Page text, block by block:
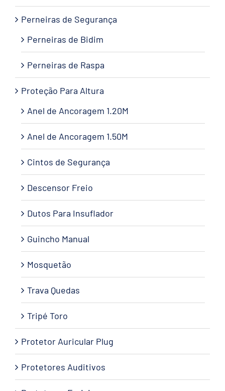
Perneiras de Segurança
Perneiras de Bidim
Perneiras de Raspa
Proteção Para Altura
Anel de Ancoragem 1.20M
Anel de Ancoragem 1.50M
Cintos de Segurança
Descensor Freio
Dutos Para Insuflador
Guincho Manual
Mosquetão
Trava Quedas
Tripé Toro
Protetor Auricular Plug
Protetores Auditivos